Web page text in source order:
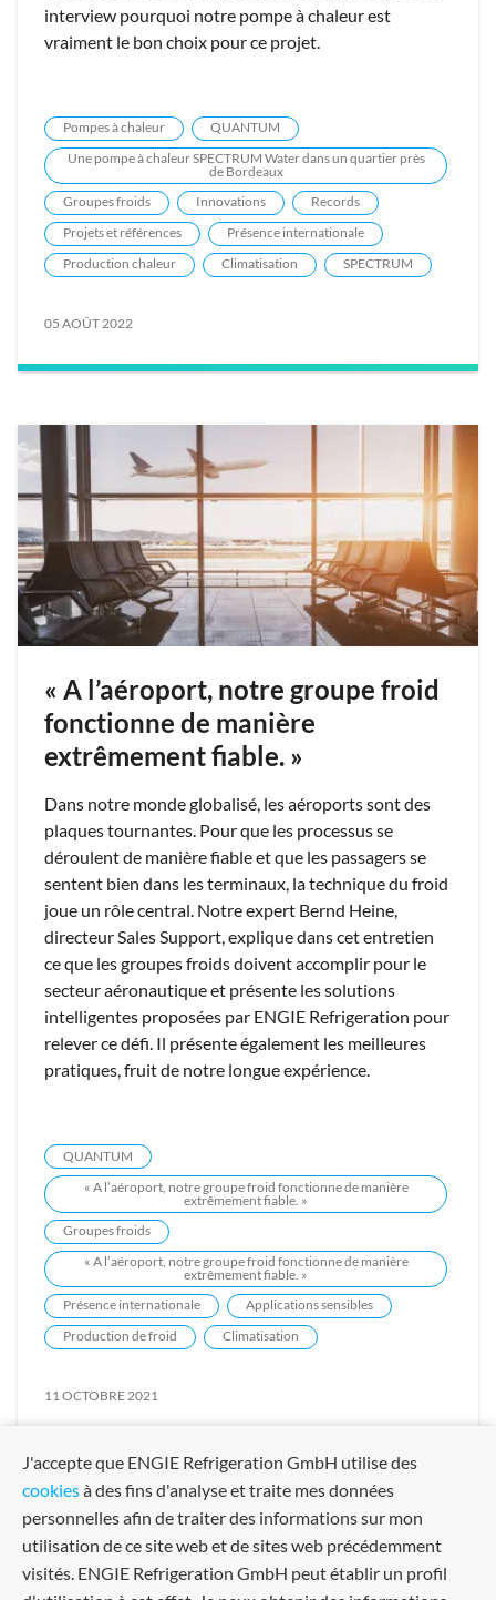
interview pourquoi notre pompe à chaleur est
vraiment le bon choix pour ce projet.
Pompes à chaleur
QUANTUM
Une pompe à chaleur SPECTRUM Water dans un quartier près
de Bordeaux
Groupes froids
Innovations
Records
Projets et références
Présence internationale
Production chaleur
Climatisation SPECTRUM
05 AOÛT 2022
« A l’aéroport, notre groupe froid
fonctionne de manière
extrêmement fiable. »
Dans notre monde globalisé, les aéroports sont des
plaques tournantes. Pour que les processus se
déroulent de manière fiable et que les passagers se
sentent bien dans les terminaux, la technique du froid
joue un rôle central. Notre expert Bernd Heine,
directeur Sales Support, explique dans cet entretien
ce que les groupes froids doivent accomplir pour le
secteur aéronautique et présente les solutions
intelligentes proposées par ENGIE Refrigeration pour
relever ce défi. Il présente également les meilleures
pratiques, fruit de notre longue expérience.
QUANTUM
« A l’aéroport, notre groupe froid fonctionne de manière
extrêmement fiable. »
Groupes froids
« A l’aéroport, notre groupe froid fonctionne de manière
extrêmement fiable. »
Présence internationale
Applications sensibles
Production de froid
Climatisation
11 OCTOBRE 2021
J'accepte que ENGIE Refrigeration GmbH utilise des
cookiesà des fins d'analyse et traite mes données
personnelles afin de traiter des informations sur mon
utilisation de ce site web et de sites web précédemment
visités. ENGIE Refrigeration GmbH peut établir un profil